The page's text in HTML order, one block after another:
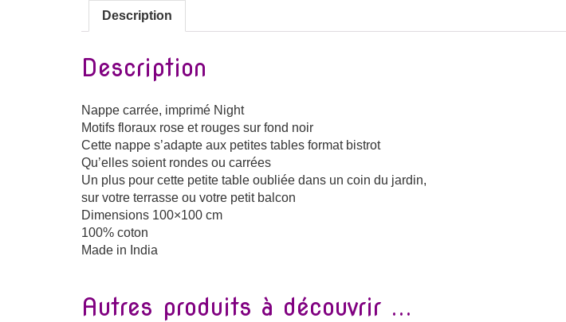
Description
Description
Nappe carrée, imprimé Night
Motifs floraux rose et rouges sur fond noir
Cette nappe s’adapte aux petites tables format bistrot
Qu’elles soient rondes ou carrées
Un plus pour cette petite table oubliée dans un coin du jardin,
sur votre terrasse ou votre petit balcon
Dimensions 100×100 cm
100% coton
Made in India
Autres produits à découvrir ...